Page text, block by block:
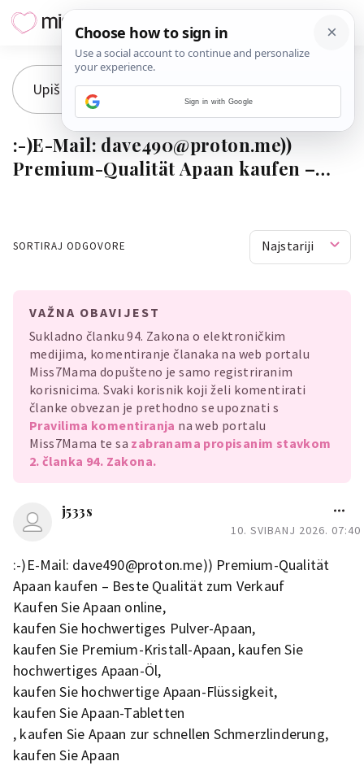
:-)E-Mail: dave490@proton.me))
Premium-Qualität Apaan kaufen –
SORTIRAJ ODGOVORE Najstariji
VAŽNA OBAVIJEST
Sukladno članku 94. Zakona o elektroničkim
medijima, komentiranje članaka na web portalu
Miss7Mama dopušteno je samo registriranim
korisnicima. Svaki korisnik koji želi komentirati
članke obvezan je prethodno se upoznati s
Pravilima komentiranja na web portalu
Miss7Mama te sa zabranama propisanim stavkom
2. članka 94. Zakona.
j533s
10. SVIBANJ 2026. 07:40
:-)E-Mail: dave490@proton.me)) Premium-Qualität
Apaan kaufen – Beste Qualität zum Verkauf
Kaufen Sie Apaan online,
kaufen Sie hochwertiges Pulver-Apaan,
kaufen Sie Premium-Kristall-Apaan, kaufen Sie
hochwertiges Apaan-Öl,
kaufen Sie hochwertige Apaan-Flüssigkeit,
kaufen Sie Apaan-Tabletten
, kaufen Sie Apaan zur schnellen Schmerzlinderung,
kaufen Sie Apaan
Sign in with Google